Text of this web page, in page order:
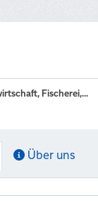
Fischerei,...
Über uns